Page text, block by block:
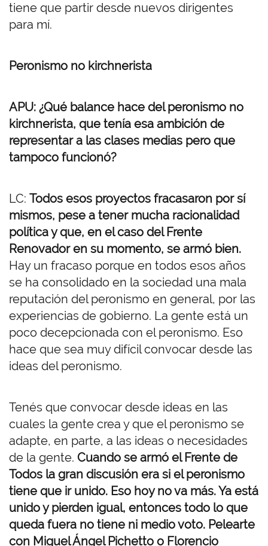
tiene que partir desde nuevos dirigentes
para mí.
Peronismo no kirchnerista
APU: ¿Qué balance hace del peronismo no
kirchnerista, que tenía esa ambición de
representar a las clases medias pero que
tampoco funcionó?
LC: Todos esos proyectos fracasaron por sí
mismos, pese a tener mucha racionalidad
política y que, en el caso del Frente
Renovador en su momento, se armó bien.
Hay un fracaso porque en todos esos años
se ha consolidado en la sociedad una mala
reputación del peronismo en general, por las
experiencias de gobierno. La gente está un
poco decepcionada con el peronismo. Eso
hace que sea muy difícil convocar desde las
ideas del peronismo.
Tenés que convocar desde ideas en las
cuales la gente crea y que el peronismo se
adapte, en parte, a las ideas o necesidades
de la gente. Cuando se armó el Frente de
Todos la gran discusión era si el peronismo
tiene que ir unido. Eso hoy no va más. Ya está
unido y pierden igual, entonces todo lo que
queda fuera no tiene ni medio voto. Pelearte
con Miguel Ángel Pichetto o Florencio